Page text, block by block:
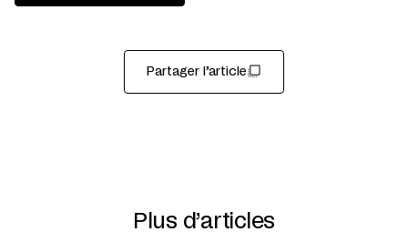
Partager l’article
Plus d’articles